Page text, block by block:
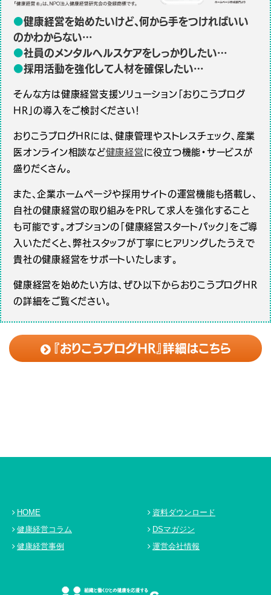
●健康経営を始めたいけど、何から手をつければいい
のかわからない…
●社員のメンタルヘルスケアをしっかりしたい…
●採用活動を強化して人材を確保したい…
そんな方は健康経営支援ソリューション「おりこうブログ
HR」の導入をご検討ください！
おりこうブログHRには、健康管理やストレスチェック、産業
医オンライン相談など健康経営 に役立つ機能・サービスが
盛りだくさん。
また、企業ホームページや採用サイトの運営機能も搭載し、
自社の健康経営の取り組みをPRして求人を強化すること
も可能です。オプションの「健康経営スタートパック」をご導
入いただくと、弊社スタッフが丁寧にヒアリングしたうえで
貴社の健康経営をサポートいたします。
健康経営を始めたい方は、ぜひ以下からおりこうブログHR
の詳細をご覧ください。
『おりこうブログHR』詳細はこちら
HOME
健康経営コラム
健康経営事例
資料ダウンロード
DSマガジン
運営会社情報